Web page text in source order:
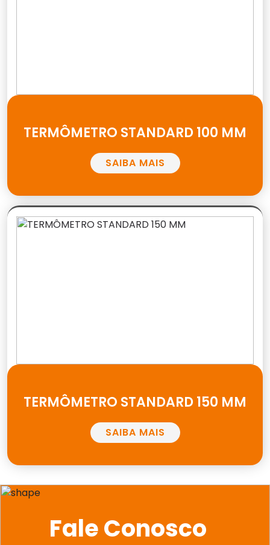
TERMÔMETRO STANDARD 100 MM
SAIBA MAIS
TERMÔMETRO STANDARD 150 MM
SAIBA MAIS
Fale Conosco